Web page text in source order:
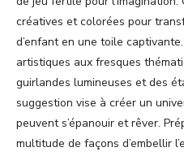
créatives et colorées pour
d’enfant en une toile
artistiques aux fresques
guirlandes lumineuses et des
suggestion vise à créer un
peuvent s’épanouir et rêver.
multitude de façons d’embellir